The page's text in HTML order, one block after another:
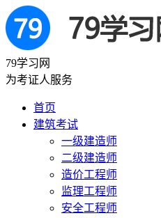
79学习网
为考证人服务
首页
建筑考试
一级建造师
二级建造师
造价工程师
监理工程师
安全工程师